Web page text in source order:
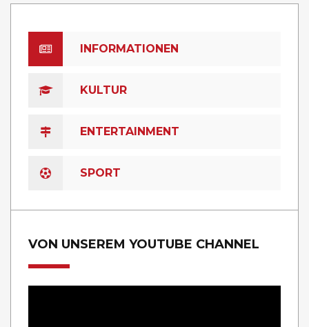
INFORMATIONEN
KULTUR
ENTERTAINMENT
SPORT
VON UNSEREM YOUTUBE CHANNEL